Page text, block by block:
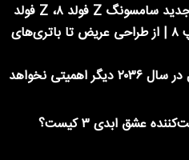
معرفی سه مدل جدید سامسونگ Z فولد ۸، Z فولد
۸ اولترا و Z فلیپ ۸ | از طراحی عریض تا باتری‌های
ایلان ماسک: پول در سال ۲۰۳۶ دیگر اهمیتی نخواهد
عشق ابدی ۳ کیست؟